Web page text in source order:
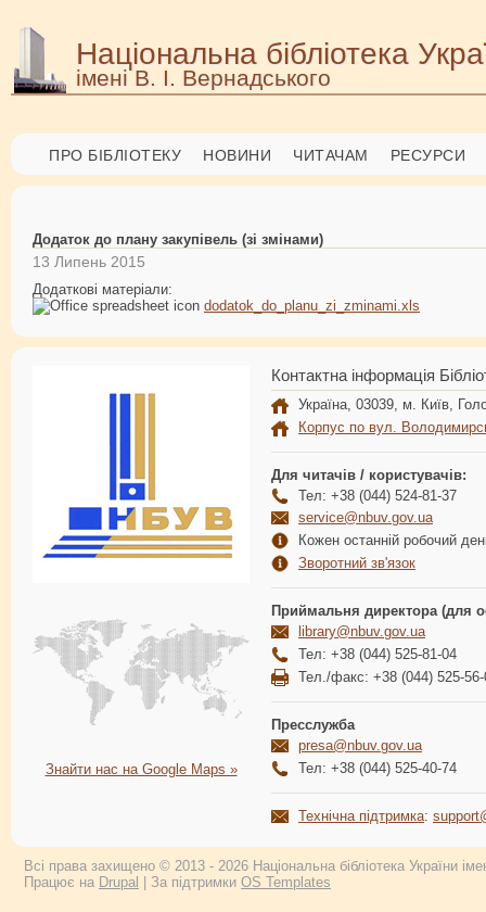
Національна бібліотека
імені В. І. Вернадського
ПРО БІБЛІОТЕКУ НОВИНИ ЧИТАЧАМ РЕСУРСИ
Додаток до плану закупівель (зі змінами)
13 Липень 2015
Додаткові матеріали:
dodatok_do_planu_zi_zminami.xls
Знайти нас на Google Maps »
Контактна інформація
Україна, 03039, м. Київ,
Корпус по вул.
Для читачів / користувачів:
Тел: +38 (044) 524-81-37
service@nbuv.gov.ua
Кожен останній робочий
Зворотний зв'язок
Приймальня директора (для
library@nbuv.gov.ua
Тел: +38 (044) 525-81-04
Тел./факс: +38 (044) 525-56-
Пресслужба
presa@nbuv.gov.ua
Тел: +38 (044) 525-40-74
Технічна підтримка:
Всі права захищено © 2013 - 2026 Національна бібліотека України
Працює на Drupal | За підтримки OS Templates